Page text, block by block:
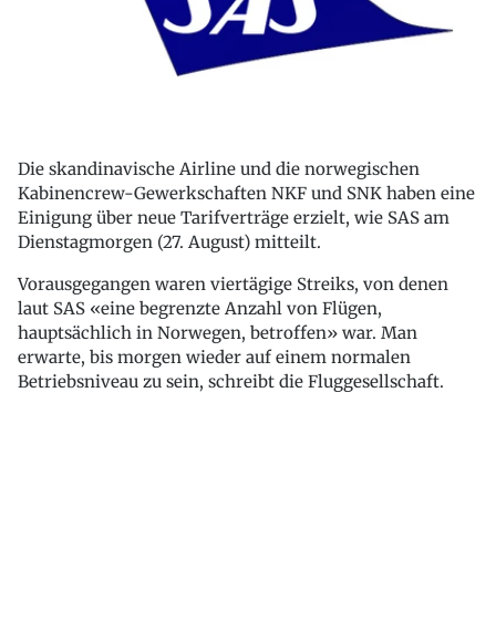
Die skandinavische Airline und die norwegischen
Kabinencrew-Gewerkschaften NKF und SNK haben eine
Einigung über neue Tarifverträge erzielt, wie SAS am
Dienstagmorgen (27. August) mitteilt.
Vorausgegangen waren viertägige Streiks, von denen
laut SAS «eine begrenzte Anzahl von Flügen,
hauptsächlich in Norwegen, betroffen» war. Man
erwarte, bis morgen wieder auf einem normalen
Betriebsniveau zu sein, schreibt die Fluggesellschaft.